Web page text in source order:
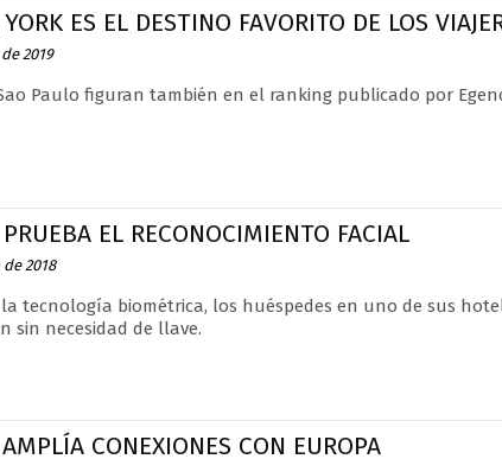
ES EL DESTINO FAVORITO DE LOS
2019
Paulo figuran también en el ranking publicado por
EL RECONOCIMIENTO FACIAL
2018
la tecnología biométrica, los huéspedes en uno de sus
sin necesidad de llave.
CONEXIONES CON EUROPA